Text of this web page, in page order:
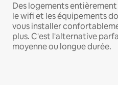
Des logements
le wifi et les équipements
vous installer
plus. C'est l'alternative
moyenne ou longue durée.